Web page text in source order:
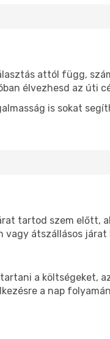
attól függ,
élvezhesd az úti
is sokat
tartod szem előtt,
vagy átszállásos járat
a költségeket,
a nap